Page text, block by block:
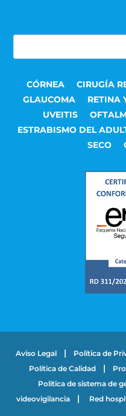
CÓRNEA CIRUGÍA
GLAUCOMA
RETINA
UVEITIS
ESTRABISMO DEL
SECO
Aviso Legal | Política de
Política de Calidad |
Política de sistema de
videovigilancia| Red